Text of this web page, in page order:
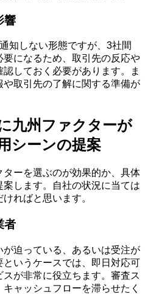
響
知しない形態ですが、3社間
になるため、取引先の反応や
しておく必要があります。ま
取引先の了解に関する準備が
九州ファクターが
シーンの提案
ーを選ぶのが効果的か、具体
します。自社の状況に当ては
ればと思います。
者
迫っている、あるいは受注が
いうケースでは、即日対応可
が非常に役立ちます。審査ス
ャッシュフローを滞らせたく